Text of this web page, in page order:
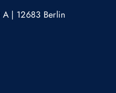
| 12683 Berlin